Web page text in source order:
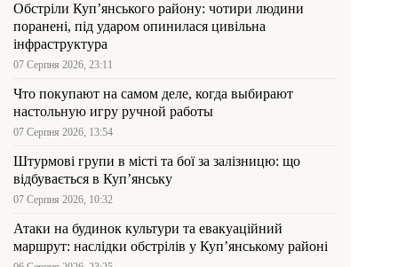
Обстріли Куп’янського району: чотири людини
поранені, під ударом опинилася цивільна
інфраструктура
07 Серпня 2026, 23:11
Что покупают на самом деле, когда выбирают
настольную игру ручной работы
07 Серпня 2026, 13:54
Штурмові групи в місті та бої за залізницю: що
відбувається в Куп’янську
07 Серпня 2026, 10:32
Атаки на будинок культури та евакуаційний
маршрут: наслідки обстрілів у Куп’янському районі